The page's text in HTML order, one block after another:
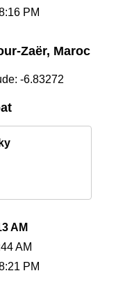
PM
Zaër, Maroc
-6.83272
AM
AM
PM